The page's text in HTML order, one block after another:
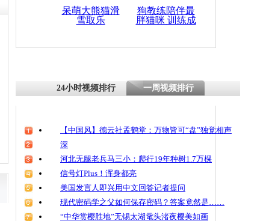
呆萌大熊猫滑
雪取乐
狗教练陪伴最
胖猫咪 训练成
24小时视频排行 一周视频排行
【中国风】德云社孟鹤堂：万物皆可“盘”独觉相声
深
河北无腿老兵马三小：爬行19年种树1.7万棵
信号灯Plus！浑身都亮
美国发言人即兴用中文回答记者提问
现代密码学之父如何保存密码？答案竟然是……
“中华赏樱胜地”无锡太湖鼋头渚夜樱美如画